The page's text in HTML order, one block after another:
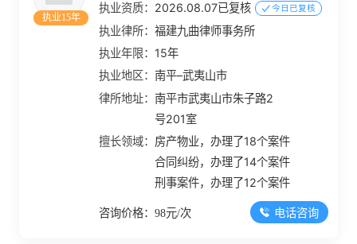
执业15年
执业资质： 2026.08.07已复核 今日已复核
执业律所：福建九曲律师事务所
执业年限： 15年
执业地区：南平–武夷山市
律所地址：南平市武夷山市朱子路2
号201室
擅长领域： 房产物业，办理了18个案件
合同纠纷，办理了14个案件
刑事案件，办理了12个案件
咨询价格：98元/次 电话咨询